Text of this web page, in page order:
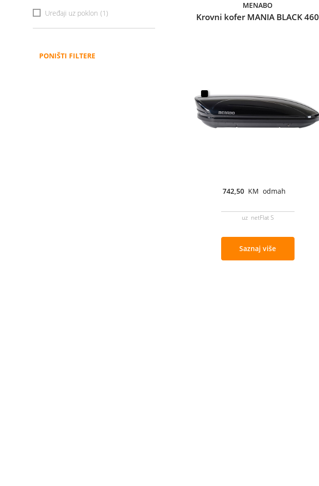
Uređaji uz poklon (1)
PONIŠTI FILTERE
MENABO
Krovni kofer MANIA BLACK 460
742,50 KM odmah
uz netFlat S
Saznaj više